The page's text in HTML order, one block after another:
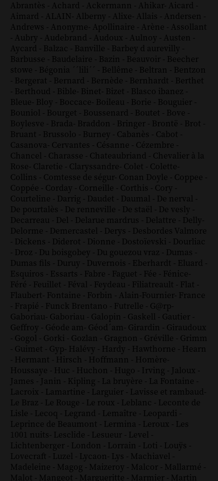
Abrantès - Achard - Ackermann - Ahikar- Aicard -
Aimard - ALAIN- Alberny - Alixe- Allais - Andersen -
Andrews - Anonyme- Apollinaire - Arène - Assollant
- Aubry - Audebrand - Audoux - Aulnoy - Austen -
Aycard - Balzac - Banville - Barbey d aurevilly -
Barbusse - Baudelaire - Bazin - Beauvoir - Beecher
stowe - Bégonia ´´lili´´ - Bellême - Beltran - Bentzon
- Bergerat - Bernard - Bernède - Bernhardt - Berthet
- Berthoud - Bible- Binet- Bizet - Blasco ibanez -
Bleue- Bloy - Boccace- Boileau - Borie - Bouguier -
Bouniol - Bourget - Boussenard - Boutet - Bove -
Boylesve - Brada- Braddon - Bringer - Brontë - Brot -
Bruant - Brussolo - Burney - Cabanès - Cabot -
Casanova- Cervantes - Césanne - Cézembre -
Chancel - Charasse - Chateaubriand - Chevalier à la
Rose- Claretie - Claryssandre- Colet - Colette-
Collins - Comtesse de ségur- Conan Doyle - Coppee -
Coppée - Corday - Corneille - Corthis - Cory -
Courteline - Darrig - Daudet - Daumal - De nerval -
De pourtalès - De renneville - De staël - De vesly -
Decarreau - Del - Delarue mardrus - Delattre - Delly-
Delorme - Demercastel - Derys - Desbordes Valmore
- Dickens - Diderot - Dionne - Dostoïevski - Dourliac
- Droz - Du boisgobey - Du gouezou vraz - Dumas -
Dumas fils - Duruy - Duvernois - Eberhardt - Eluard -
Esquiros - Essarts - Fabre - Faguet - Fée - Fénice-
Féré - Feuillet - Féval - Feydeau - Filiatreault - Flat -
Flaubert- Fontaine - Forbin - Alain-Fournier- France
- Frapié - Funck Brentano - Futrelle - G@rp-
Gaboriau- Gaboriau - Galopin - Gaskell - Gautier -
Geffroy - Géode am- Géod´am- Girardin - Giraudoux
- Gogol - Gorki - Gozlan - Gragnon - Gréville - Grimm
- Guimet - Gyp- Halévy - Hardy - Hawthorne - Hearn
- Hermant - Hirsch - Hoffmann - Homère-
Houssaye - Huc - Huchon - Hugo - Irving - Jaloux -
James - Janin - Kipling - La bruyère - La Fontaine -
Lacroix - Lamartine - Larguier - Lavisse et rambaud-
Le Braz - Le Rouge - Le roux - Leblanc - Leconte de
Lisle - Lecoq - Legrand - Lemaître - Leopardi -
Leprince de Beaumont - Lermina - Leroux - Les
1001 nuits- Lesclide - Lesueur - Level -
Lichtenberger - London - Lorrain - Loti - Louÿs -
Lovecraft - Luzel - Lycaon- Lys - Machiavel -
Madeleine - Magog - Maizeroy - Malcor - Mallarmé -
Malot - Mangeot - Margueritte - Marmier - Martin